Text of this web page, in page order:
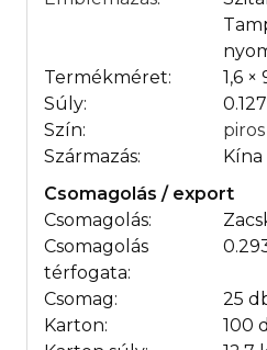
Termékméret:
1,6 ×
Súly:
Szín:
piros
Származás:
Kína
Csomagolás / export
Csomagolás:
Csomagolás
térfogata:
Csomag:
25
Karton:
100